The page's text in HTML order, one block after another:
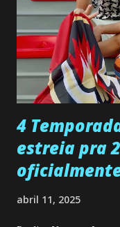
Paula sobre a
Rogerio consegue se
desaparecimento de
ter sido vítima da
que a clínica
...
4
estreia pra
abril 11, 2025